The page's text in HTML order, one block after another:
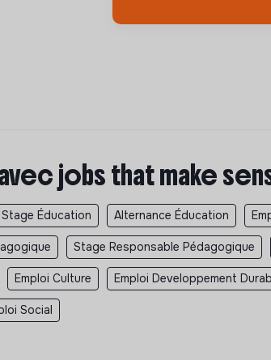
jobs that make
Stage Éducation Alternance Éducation
Stage Responsable Pédagogique
Emploi Culture Emploi Developpement
Social